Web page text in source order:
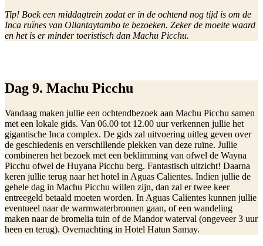
Tip! Boek een middagtrein zodat er in de ochtend nog tijd is om de
Inca ruïnes van Ollantaytambo te bezoeken. Zeker de moeite waard
en het is er minder toeristisch dan Machu Picchu.
Dag 9. Machu Picchu
Vandaag maken jullie een ochtendbezoek aan Machu Picchu samen
met een lokale gids. Van 06.00 tot 12.00 uur verkennen jullie het
gigantische Inca complex. De gids zal uitvoering uitleg geven over
de geschiedenis en verschillende plekken van deze ruïne. Jullie
combineren het bezoek met een beklimming van ofwel de Wayna
Picchu ofwel de Huyana Picchu berg. Fantastisch uitzicht! Daarna
keren jullie terug naar het hotel in Aguas Calientes. Indien jullie de
gehele dag in Machu Picchu willen zijn, dan zal er twee keer
entreegeld betaald moeten worden. In Aguas Calientes kunnen jullie
eventueel naar de warmwaterbronnen gaan, of een wandeling
maken naar de bromelia tuin of de Mandor waterval (ongeveer 3 uur
heen en terug). Overnachting in Hotel Hatun Samay.